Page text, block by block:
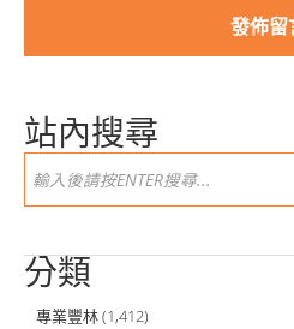
站內搜尋
分類
專業豐林(1,412)